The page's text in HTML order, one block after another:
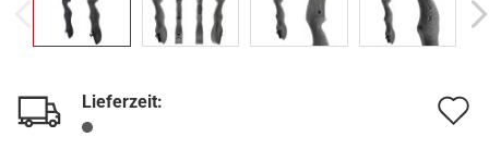
Lieferzeit: